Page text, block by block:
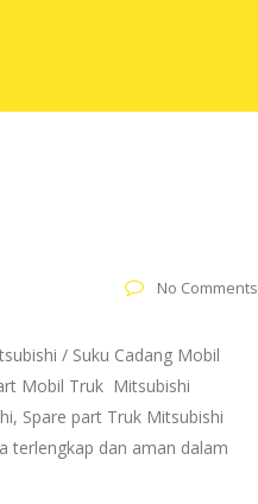
No Comments
/ Suku Cadang Mobil
Mobil Truk Mitsubishi
Spare part Truk Mitsubishi
terlengkap dan aman dalam